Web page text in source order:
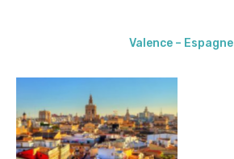
Valence – Espagne